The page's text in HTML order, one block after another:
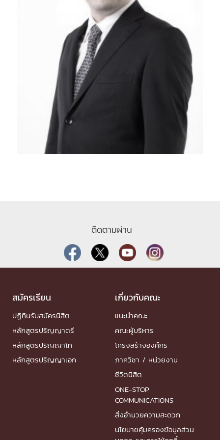
ติดตามผ่าน
สมัครเรียน
ปฏิทินรับสมัครนิสิต
หลักสูตรปริญญาตรี
หลักสูตรปริญญาโท
หลักสูตรปริญญาเอก
เกี่ยวกับคณะ
แนะนำคณะ
คณะผู้บริหาร
โครงสร้างองค์กร
ภาควิชา / หน่วยงาน
ชีวิตนิสิต
ONE-STOP
COMMUNICATIONS
สิ่งอำนวยความสะดวก
นโยบายคุ้มครองข้อมูลส่วน